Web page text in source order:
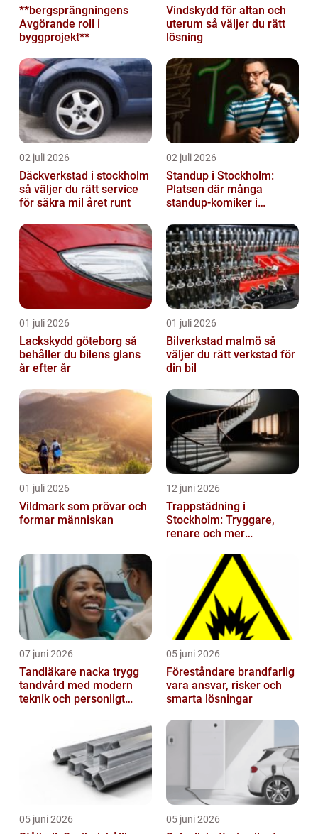
**bergsprängningens
Avgörande roll i
byggprojekt**
Vindskydd för altan och
uterum så väljer du rätt
lösning
02 juli 2026
Däckverkstad i stockholm
så väljer du rätt service
för säkra mil året runt
02 juli 2026
Standup i Stockholm:
Platsen där många
standup-komiker i
01 juli 2026
Lackskydd göteborg så
behåller du bilens glans
år efter år
01 juli 2026
Bilverkstad malmö så
väljer du rätt verkstad för
din bil
01 juli 2026
Vildmark som prövar och
formar människan
12 juni 2026
Trappstädning i
Stockholm: Tryggare,
renare och mer
07 juni 2026
Tandläkare nacka trygg
tandvård med modern
teknik och personligt
05 juni 2026
Föreståndare brandfarlig
vara ansvar, risker och
smarta lösningar
05 juni 2026 05 juni 2026